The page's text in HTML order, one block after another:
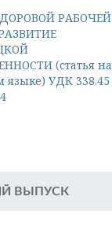
РАБОЧЕЙ
(статья на
языке) УДК 338.45
ВЫПУСК